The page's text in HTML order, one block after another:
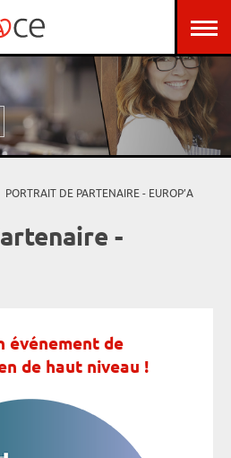
PORTRAIT DE PARTENAIRE - EUROP’A
-
événement de
de haut niveau !